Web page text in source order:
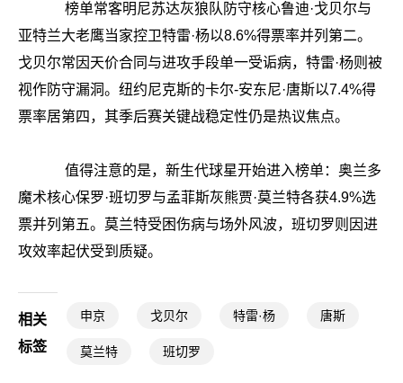
榜单常客明尼苏达灰狼队防守核心鲁迪·戈贝尔与
亚特兰大老鹰当家控卫特雷·杨以8.6%得票率并列第二。
戈贝尔常因天价合同与进攻手段单一受诟病，特雷·杨则被
视作防守漏洞。纽约尼克斯的卡尔-安东尼·唐斯以7.4%得
票率居第四，其季后赛关键战稳定性仍是热议焦点。
值得注意的是，新生代球星开始进入榜单：奥兰多
魔术核心保罗·班切罗与孟菲斯灰熊贾·莫兰特各获4.9%选
票并列第五。莫兰特受困伤病与场外风波，班切罗则因进
攻效率起伏受到质疑。
相关
标签
申京 戈贝尔 特雷·杨 唐斯
莫兰特 班切罗